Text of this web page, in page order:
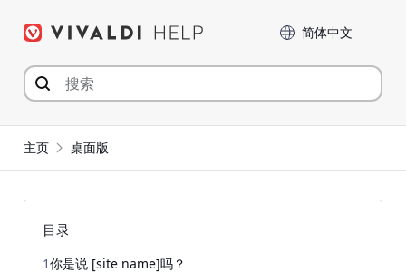
Language
主页 桌面版
目录
1你是说 [site name]吗？